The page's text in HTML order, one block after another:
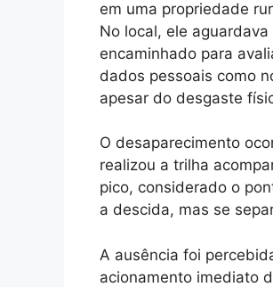
em uma propriedade
No local, ele
encaminhado para
dados pessoais como
apesar do desgaste
O desaparecimento
realizou a trilha
pico, considerado o
a descida, mas se
A ausência foi
acionamento imediato